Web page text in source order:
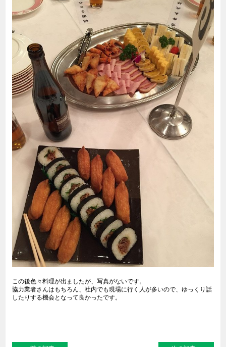
この後色々料理が出ましたが、写真がないです。
協力業者さんはもちろん、社内でも現場に行く人が多いので、ゆっくり話
したりする機会となって良かったです。